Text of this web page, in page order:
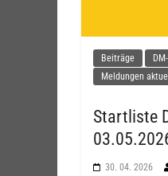
Beiträge
Meldungen aktuell
Startliste
30. 04. 2026